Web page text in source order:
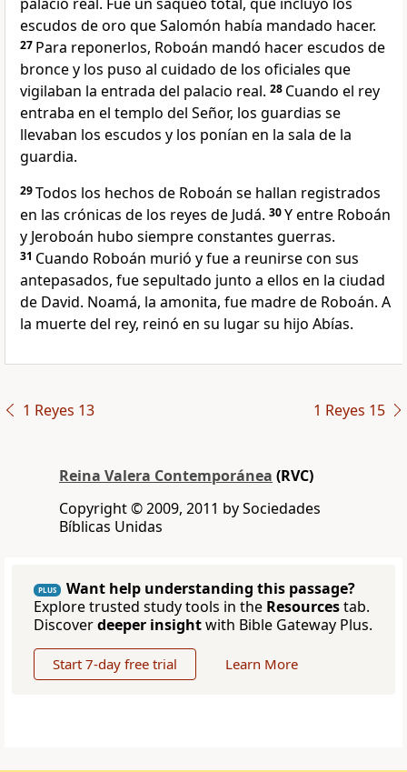
escudos de oro que Salomón había mandado hacer.
27 Para reponerlos, Roboán mandó hacer escudos de
bronce y los puso al cuidado de los oficiales que
vigilaban la entrada del palacio real. 28 Cuando el rey
entraba en el templo del Señor, los guardias se
llevaban los escudos y los ponían en la sala de la
guardia.
29Todos los hechos de Roboán se hallan registrados
en las crónicas de los reyes de Judá. 30Y entre Roboán
y Jeroboán hubo siempre constantes guerras.
31 Cuando Roboán murió y fue a reunirse con sus
antepasados, fue sepultado junto a ellos en la ciudad
de David. Noamá, la amonita, fue madre de Roboán. A
la muerte del rey, reinó en su lugar su hijo Abías.
1 Reyes 13 1 Reyes 15
Reina Valera Contemporánea (RVC)
Copyright © 2009, 2011 by Sociedades
Bíblicas Unidas
PLUS
Want help understanding this passage?
Explore trusted study tools in the Resourcestab.
Discoverdeeper insightwith Bible Gateway Plus.
Start 7-day free trial Learn More